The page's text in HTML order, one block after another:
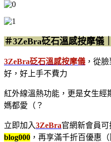
＃3ZeBra砭石溫感按摩儀
3ZeBra砭石溫感按摩儀 ，從
好，好上手不費力
紅外線溫熱功能，更是女生經
媽都愛 （？
立即加入3ZeBra官網新會員可
blog000 ，再享滿千折百優惠